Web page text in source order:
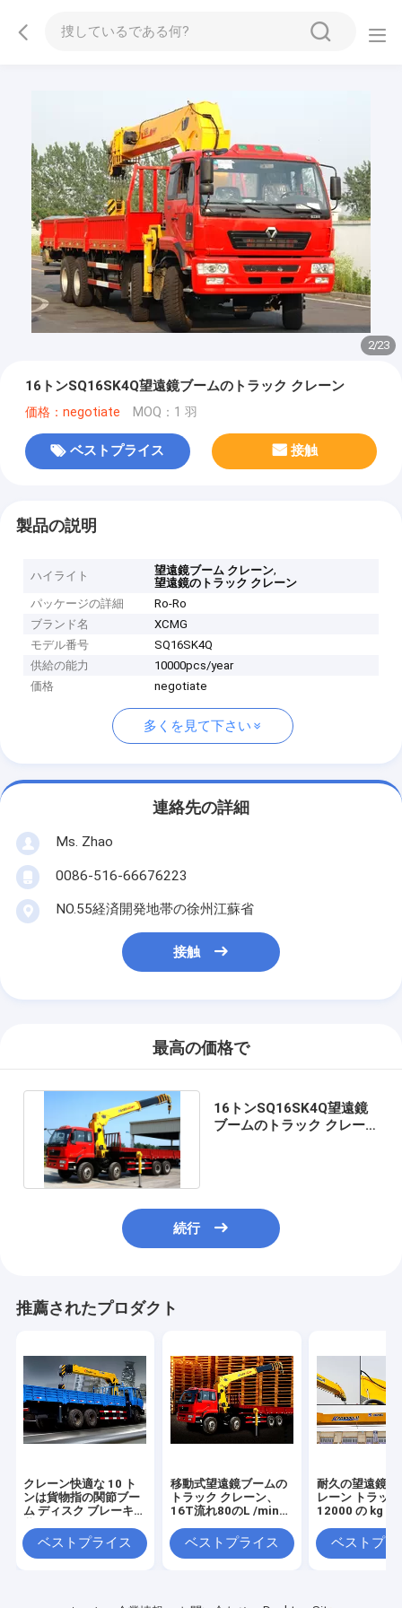
2/23
16トンSQ16SK4Q望遠鏡ブームのトラック クレーン
価格：negotiate MOQ：1 羽
ベストプライス 接触
製品の説明
ハイライト 望遠鏡ブーム クレーン,
望遠鏡のトラック クレーン
パッケージの詳細
Ro-Ro
ブランド名
XCMG
モデル番号
SQ16SK4Q
供給の能力
10000pcs/year
価格
negotiate
多くを見て下さい
連絡先の詳細
Ms. Zhao
0086-516-66676223
NO.55経済開発地帯の徐州江蘇省
接触
最高の価格で
16トンSQ16SK4Q望遠鏡
ブームのトラック クレー
続行
推薦されたプロダクト
クレーン快適な 10 ト
ンは貨物指の関節ブー
ム ディスク ブレーキと
ベストプライス
移動式望遠鏡ブームの
トラック クレーン、
16T流れ80のL /minの
ベストプライス
耐久の望遠鏡の
レーン トラッ
12000 の kg
したベストプラ